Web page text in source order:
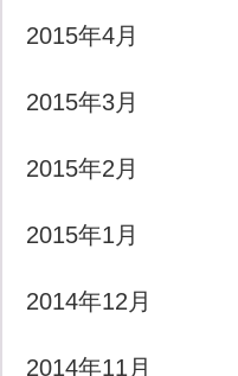
2015年4月
2015年3月
2015年2月
2015年1月
2014年12月
2014年11月